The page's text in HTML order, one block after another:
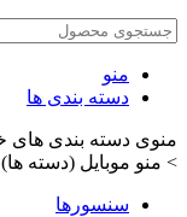
منو
دسته بندی ها
منوی دسته بندی های
> منو موبایل (دسته ها)
سنسورها